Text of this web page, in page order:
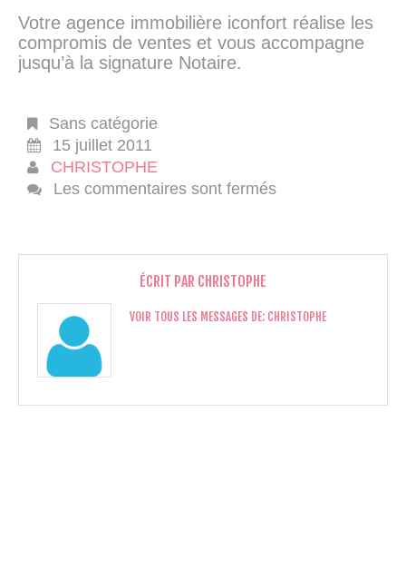
Votre agence immobilière iconfort réalise les
compromis de ventes et vous accompagne
jusqu’à la signature Notaire.
Sans catégorie
15 juillet 2011
CHRISTOPHE
Les commentaires sont fermés
ÉCRIT PAR CHRISTOPHE
VOIR TOUS LES MESSAGES DE: CHRISTOPHE